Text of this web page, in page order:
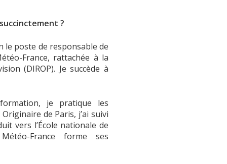
?
le poste de responsable de
France, rattachée à la
(DIROP). Je succède à
je pratique les
de Paris, j’ai suivi
vers l’École nationale de
France forme ses